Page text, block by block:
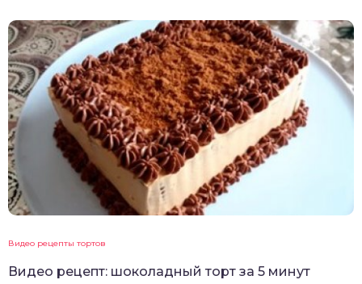
Видео рецепты тортов
Видео рецепт: шоколадный торт за 5 минут